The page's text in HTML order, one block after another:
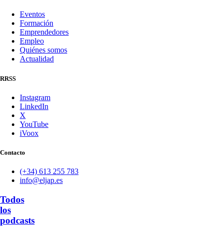
Eventos
Formación
Emprendedores
Empleo
Quiénes somos
Actualidad
RRSS
Instagram
LinkedIn
X
YouTube
iVoox
Contacto
(+34) 613 255 783
info@eljap.es
Todos
los
podcasts